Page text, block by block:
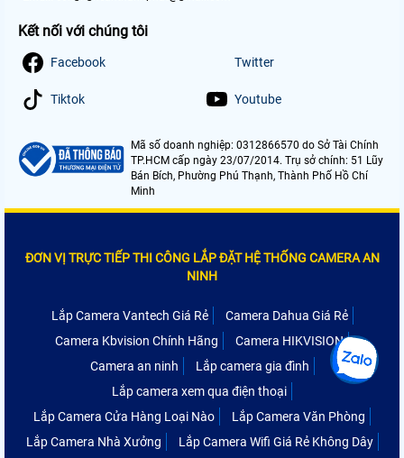
Kết nối với chúng tôi
Facebook Twitter
Tiktok Youtube
Mã số doanh nghiệp: 0312866570 do Sở Tài Chính
TP.HCM cấp ngày 23/07/2014. Trụ sở chính: 51 Lũy
Bán Bích, Phường Phú Thạnh, Thành Phố Hồ Chí
Minh
ĐƠN VỊ TRỰC TIẾP THI CÔNG LẮP ĐẶT HỆ THỐNG CAMERA AN
NINH
Lắp Camera Vantech Giá Rẻ
Camera Dahua Giá Rẻ
Camera Kbvision Chính Hãng
Camera HIKVISION
Camera an ninh
Lắp camera gia đình
Lắp camera xem qua điện thoại
Lắp Camera Cửa Hàng Loại Nào
Lắp Camera Văn Phòng
Lắp Camera Nhà Xưởng
Lắp Camera Wifi Giá Rẻ Không Dây